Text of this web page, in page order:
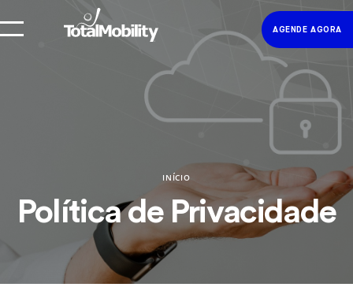
AGENDE AGORA
INÍCIO
Política de Privacidade